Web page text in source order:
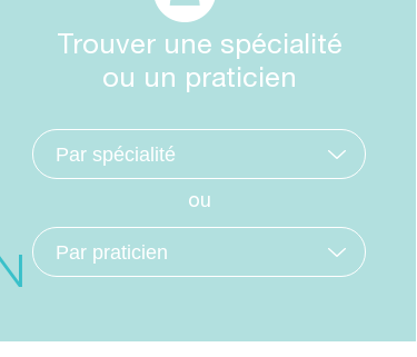
Trouver une spécialité
ou un praticien
ou